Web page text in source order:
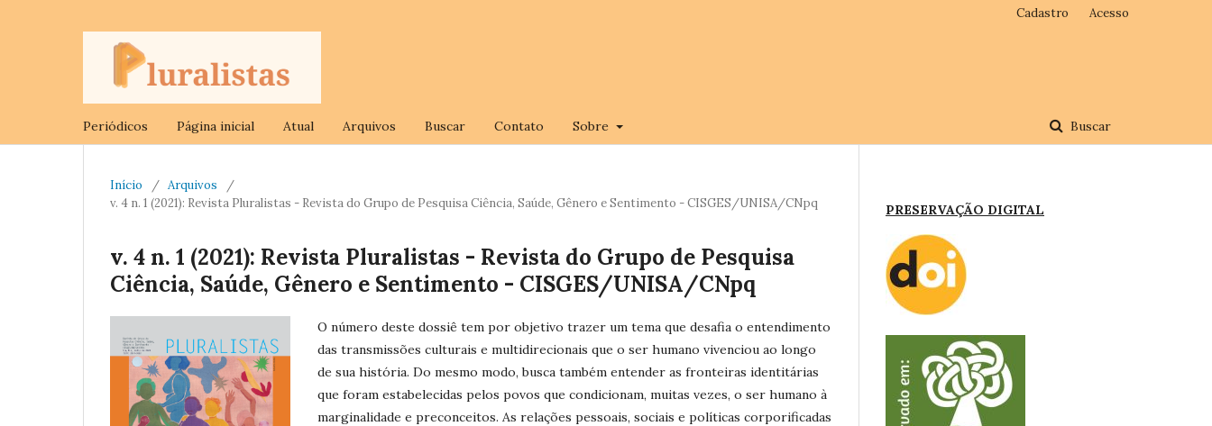
Periódicos Página inicial Atual Arquivos Buscar Contato Sobre Buscar
Cadastro Acesso
Início / Arquivos
/
v. 4 n. 1 (2021): Revista Pluralistas - Revista do Grupo de Pesquisa Ciência, Saúde, Gênero e Sentimento - CISGES/UNISA/CNpq
v. 4 n. 1 (2021): Revista Pluralistas - Revista do Grupo de Pesquisa
Ciência, Saúde, Gênero e Sentimento - CISGES/UNISA/CNpq
O número deste dossiê tem por objetivo trazer um tema que desafia o entendimento
das transmissões culturais e multidirecionais que o ser humano vivenciou ao longo
de sua história. Do mesmo modo, busca também entender as fronteiras identitárias
que foram estabelecidas pelos povos que condicionam, muitas vezes, o ser humano à
marginalidade e preconceitos. As relações pessoais, sociais e políticas corporificadas
PRESERVAÇÃO DIGITAL